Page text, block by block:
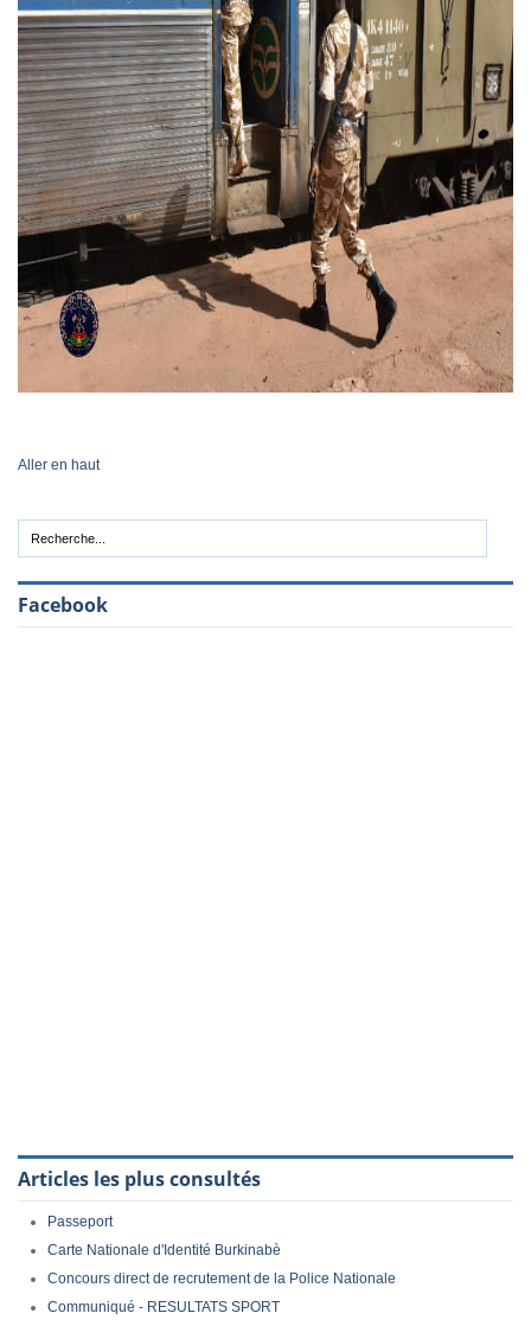
Aller en haut
Facebook
Articles les plus consultés
Passeport
Carte Nationale d'Identité Burkinabè
Concours direct de recrutement de la Police Nationale
Communiqué - RESULTATS SPORT